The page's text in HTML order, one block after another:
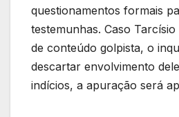
questionamentos formais
testemunhas. Caso
de conteúdo golpista, o
descartar envolvimento
indícios, a apuração será